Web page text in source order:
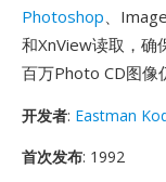
Photoshop、
和XnView读取，确
百万Photo CD图像
开发者: Eastman
首次发布: 1992